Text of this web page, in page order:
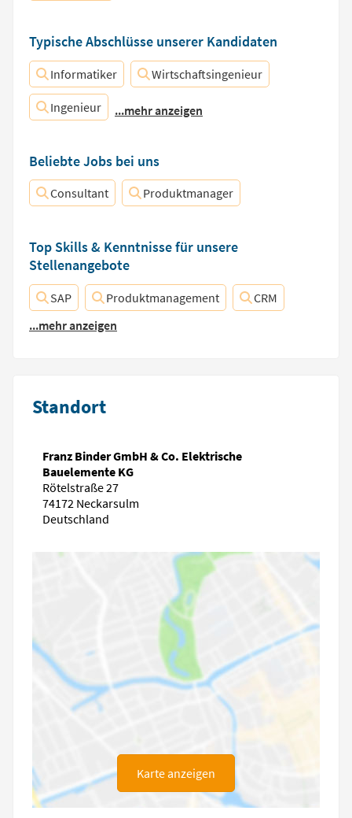
Typische Abschlüsse unserer Kandidaten
Informatiker Wirtschaftsingenieur
Ingenieur ...mehr anzeigen
Beliebte Jobs bei uns
Consultant Produktmanager
Top Skills & Kenntnisse für unsere
Stellenangebote
SAP Produktmanagement
CRM
...mehr anzeigen
Standort
Franz Binder GmbH & Co. Elektrische
Bauelemente KG
Rötelstraße 27
74172 Neckarsulm
Deutschland
Karte anzeigen